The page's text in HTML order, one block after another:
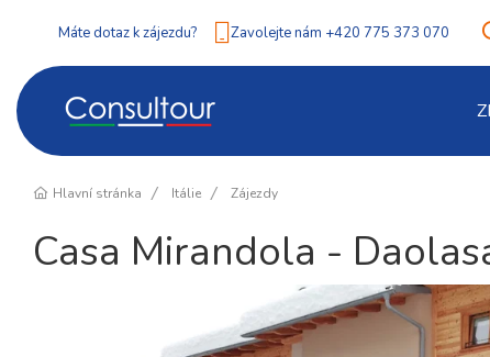
Máte dotaz k zájezdu? Zavolejte nám +420 775 373 070
Hlavní stránka Itálie Zájezdy
Casa Mirandola -